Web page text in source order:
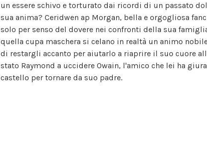
un essere schivo e torturato dai ricordi di un passato
sua anima? Ceridwen ap Morgan, bella e orgogliosa
solo per senso del dovere nei confronti della sua
quella cupa maschera si celano in realtà un animo
di restargli accanto per aiutarlo a riaprire il suo cuore
stato Raymond a uccidere Owain, l'amico che lei ha
castello per tornare da suo padre.